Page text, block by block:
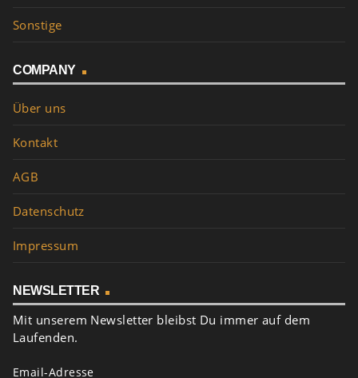
Sonstige
COMPANY
Über uns
Kontakt
AGB
Datenschutz
Impressum
NEWSLETTER
Mit unserem Newsletter bleibst Du immer auf dem
Laufenden.
Email-Adresse